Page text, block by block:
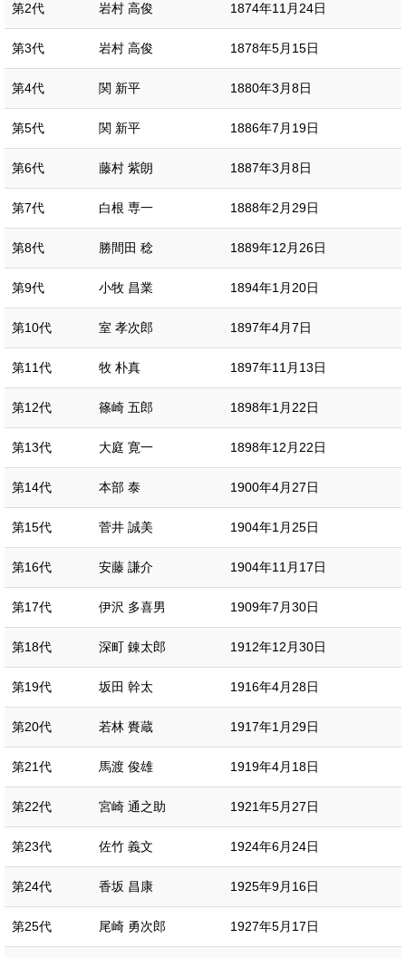
第2代 岩村 高俊 1874年11月24日
第3代 岩村 高俊 1878年5月15日
第4代 関 新平 1880年3月8日
第5代 関 新平 1886年7月19日
第6代 藤村 紫朗 1887年3月8日
第7代 白根 専一 1888年2月29日
第8代 勝間田 稔 1889年12月26日
第9代 小牧 昌業 1894年1月20日
第10代 室 孝次郎 1897年4月7日
第11代 牧 朴真 1897年11月13日
第12代 篠崎 五郎 1898年1月22日
第13代 大庭 寛一 1898年12月22日
第14代 本部 泰 1900年4月27日
第15代 菅井 誠美 1904年1月25日
第16代 安藤 謙介 1904年11月17日
第17代 伊沢 多喜男 1909年7月30日
第18代 深町 錬太郎 1912年12月30日
第19代 坂田 幹太 1916年4月28日
第20代 若林 賚蔵 1917年1月29日
第21代 馬渡 俊雄 1919年4月18日
第22代 宮崎 通之助 1921年5月27日
第23代 佐竹 義文 1924年6月24日
第24代 香坂 昌康 1925年9月16日
第25代 尾崎 勇次郎 1927年5月17日